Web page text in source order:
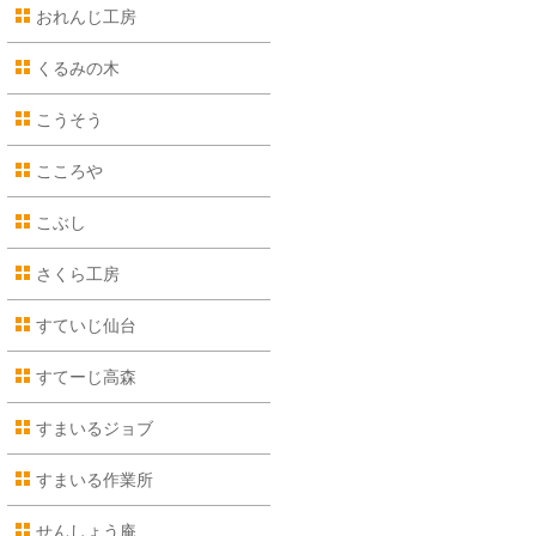
おれんじ工房
くるみの木
こうそう
こころや
こぶし
さくら工房
すていじ仙台
すてーじ高森
すまいるジョブ
すまいる作業所
せんしょう庵